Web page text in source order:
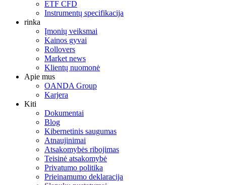
ETF CFD
Instrumentų specifikacija
rinka
Įmonių veiksmai
Kainos gyvai
Rollovers
Market news
Klientų nuomonė
Apie mus
OANDA Group
Karjera
Kiti
Dokumentai
Blog
Kibernetinis saugumas
Atnaujinimai
Atsakomybės ribojimas
Teisinė atsakomybė
Privatumo politika
Prieinamumo deklaracija